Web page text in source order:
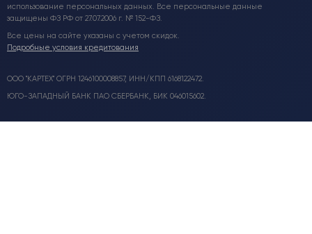
использование персональных данных. Все персональные данные
защищены ФЗ РФ от 27.07.2006 г. № 152-ФЗ.
Все цены на сайте указаны с учетом скидок.
Подробные условия кредитования
ООО "КАРТЕХ" ОГРН 1246100008857, ИНН/КПП 6168122472.
ЮГО-ЗАПАДНЫЙ БАНК ПАО СБЕРБАНК, БИК 046015602.